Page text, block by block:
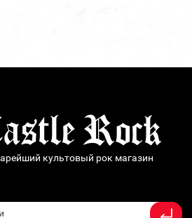
культовый рок магазин